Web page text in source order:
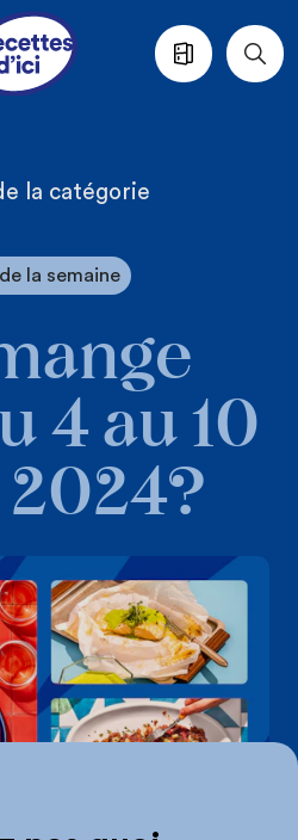
la catégorie
la semaine
4 au 10
quoi